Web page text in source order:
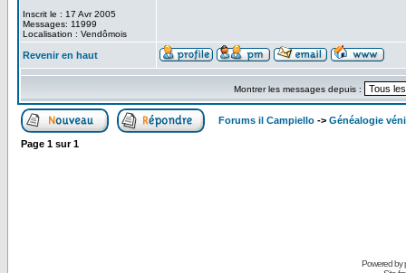
Inscrit le : 17 Avr 2005
Messages: 11999
Localisation : Vendômois
Revenir en haut
Montrer les messages depuis :
Forums il Campiello -> Généalogie
Page 1 sur1
Powered by